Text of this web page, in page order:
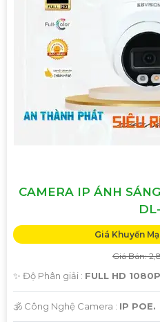
CAMERA IP ÁNH
Giá Khuyến
Giá Bán:
✨ Độ Phân giải : FULL HD
🕉️ Công Nghệ Camera : IP POE.